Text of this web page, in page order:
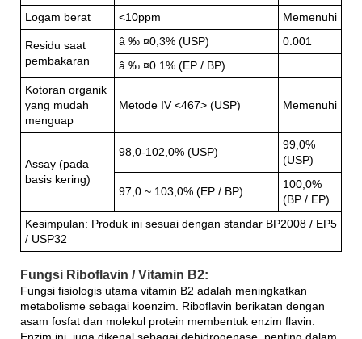
Logam berat <10ppm Memenuhi
Residu saat
pembakaran
â ‰ ¤0,3% (USP)
0.001
â ‰ ¤0.1% (EP / BP)
Kotoran organik
yang mudah
menguap
Metode IV <467> (USP) Memenuhi
Assay (pada
basis kering)
98,0-102,0% (USP)
99,0%
(USP)
97,0 ~ 103,0% (EP / BP)
100,0%
(BP / EP)
Kesimpulan: Produk ini sesuai dengan standar BP2008 / EP5
/ USP32
Fungsi Riboflavin / Vitamin B2:
Fungsi fisiologis utama vitamin B2 adalah meningkatkan
metabolisme sebagai koenzim. Riboflavin berikatan dengan
asam fosfat dan molekul protein membentuk enzim flavin.
Enzim ini, juga dikenal sebagai dehidrogenase, penting dalam